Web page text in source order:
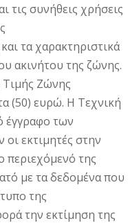
τις συνήθεις χρήσεις
τα χαρακτηριστικά
ακινήτου της ζώνης.
Τιμής Ζώνης
(50) ευρώ. Η Τεχνική
έγγραφο των
εκτιμητές στην
περιεχόμενό της
με τα δεδομένα που
της
την εκτίμηση της